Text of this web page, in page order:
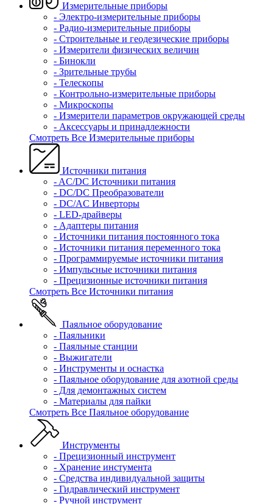
Измерительные приборы
- Электро-измерительные приборы
- Радио-измерительные приборы
- Строительные и геодезические приборы
- Измерители физических величин
- Бинокли
- Зрительные трубы
- Телескопы
- Контрольно-измерительные приборы
- Микроскопы
- Измерители параметров окружающей среды
- Аксессуары и принадлежности
Смотреть Все Измерительные приборы
Источники питания
- AC/DC Источники питания
- DC/DC Преобразователи
- DC/AC Инверторы
- LED-драйверы
- Адаптеры питания
- Источники питания постоянного тока
- Источники питания переменного тока
- Программируемые источники питания
- Импульсные источники питания
- Прецизионные источники питания
Смотреть Все Источники питания
Паяльное оборудование
- Паяльники
- Паяльные станции
- Выжигатели
- Инструменты и оснастка
- Паяльное оборудование для азотной среды
- Для демонтажных систем
- Материалы для пайки
Смотреть Все Паяльное оборудование
Инструменты
- Прецизионный инструмент
- Хранение инстумента
- Средства индивидуальной защиты
- Гидравлический инструмент
- Ручной инструмент